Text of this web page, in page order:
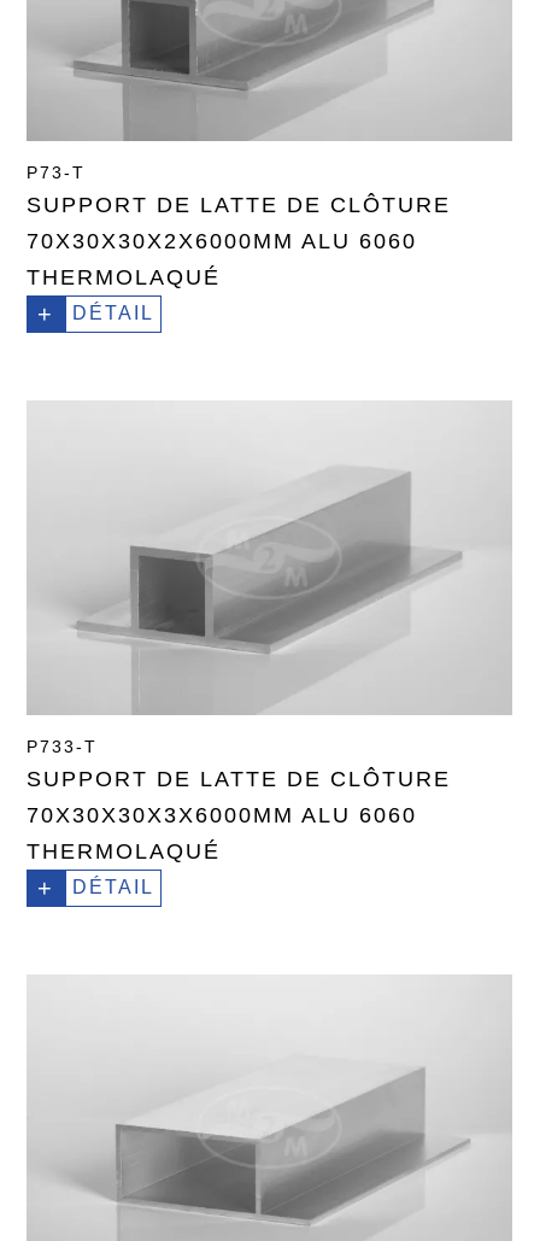
P73-T
SUPPORT DE LATTE DE CLÔTURE
70X30X30X2X6000MM ALU 6060
THERMOLAQUÉ
+ DÉTAIL
P733-T
SUPPORT DE LATTE DE CLÔTURE
70X30X30X3X6000MM ALU 6060
THERMOLAQUÉ
+ DÉTAIL